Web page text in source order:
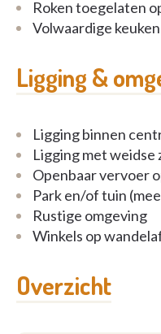
Nabij centrum Geel.
en openbaar vervoer.
Rustige, groene
Stijlvolle nieuwbouw
Duurzame gebouwen
omgevingsaanleg
Neem vrijblijvend
informatie.
Roken toegelaten
Volwaardige keuken
Ligging &
Ligging binnen
Ligging met weidse
Openbaar vervoer
Park en/of tuin
Rustige omgeving
Winkels op
Overzicht